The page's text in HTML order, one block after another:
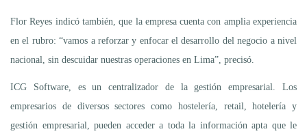
Flor Reyes indicó también, que la empresa cuenta con amplia experiencia
en el rubro: “vamos a reforzar y enfocar el desarrollo del negocio a nivel
nacional, sin descuidar nuestras operaciones en Lima”, precisó.
ICG Software, es un centralizador de la gestión empresarial. Los
empresarios de diversos sectores como hostelería, retail, hotelería y
gestión empresarial, pueden acceder a toda la información apta que le